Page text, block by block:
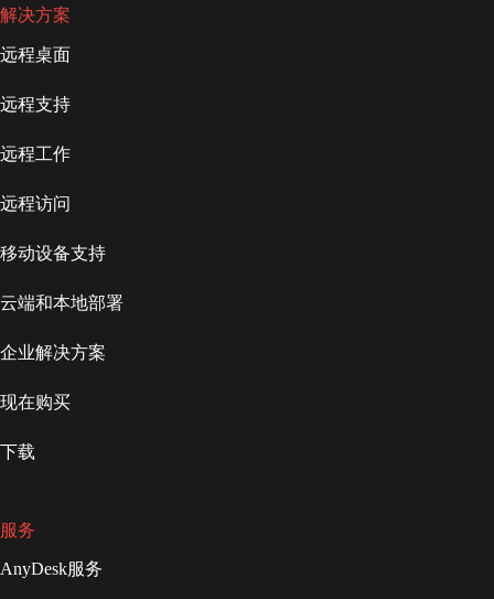
解决方案
远程桌面
远程支持
远程工作
远程访问
移动设备支持
云端和本地部署
企业解决方案
现在购买
下载
服务
AnyDesk服务